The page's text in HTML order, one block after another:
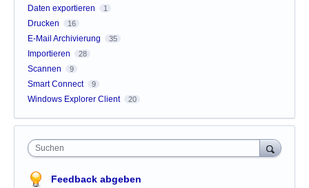
Daten exportieren 1
Drucken 16
E-Mail Archivierung 35
Importieren 28
Scannen 9
Smart Connect 9
Windows Explorer Client 20
Suchen
Feedback abgeben